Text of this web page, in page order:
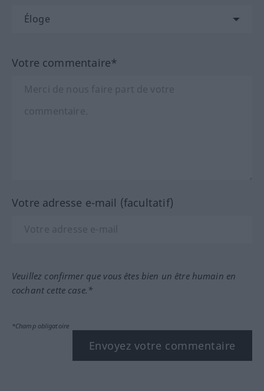
Votre commentaire*
Votre adresse e-mail (facultatif)
Veuillez confirmer que vous êtes bien un être humain en
cochant cette case.*
*Champ obligatoire
Envoyez votre commentaire